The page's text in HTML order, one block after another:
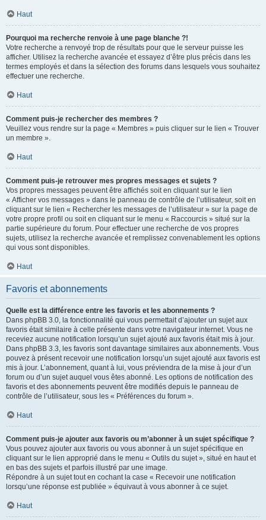
Haut
Pourquoi ma recherche renvoie à une page blanche ?!
Votre recherche a renvoyé trop de résultats pour que le serveur puisse les
afficher. Utilisez la recherche avancée et essayez d’être plus précis dans les
termes employés et dans la sélection des forums dans lesquels vous souhaitez
effectuer une recherche.
Haut
Comment puis-je rechercher des membres ?
Veuillez vous rendre sur la page « Membres » puis cliquer sur le lien « Trouver
un membre ».
Haut
Comment puis-je retrouver mes propres messages et sujets ?
Vos propres messages peuvent être affichés soit en cliquant sur le lien
« Afficher vos messages » dans le panneau de contrôle de l’utilisateur, soit en
cliquant sur le lien « Rechercher les messages de l’utilisateur » sur la page de
votre propre profil ou soit en cliquant sur le menu « Raccourcis » situé sur la
partie supérieure du forum. Pour effectuer une recherche de vos propres
sujets, utilisez la recherche avancée et remplissez convenablement les options
qui vous sont disponibles.
Haut
Favoris et abonnements
Quelle est la différence entre les favoris et les abonnements ?
Dans phpBB 3.0, la fonctionnalité qui vous permettait d’ajouter un sujet aux
favoris était similaire à celle présente dans votre navigateur internet. Vous ne
receviez aucune notification lorsqu’un sujet ajouté aux favoris était mis à jour.
Dans phpBB 3.3, les favoris sont davantage similaires aux abonnements. Vous
pouvez à présent recevoir une notification lorsqu’un sujet ajouté aux favoris est
mis à jour. L’abonnement, quant à lui, vous préviendra de la mise à jour d’un
forum ou d’un sujet auquel vous êtes abonné. Les options de notification des
favoris et des abonnements peuvent être modifiés depuis le panneau de
contrôle de l’utilisateur, sous les « Préférences du forum ».
Haut
Comment puis-je ajouter aux favoris ou m’abonner à un sujet spécifique ?
Vous pouvez ajouter aux favoris ou vous abonner à un sujet spécifique en
cliquant sur le lien approprié dans le menu « Outils du sujet », situé en haut et
en bas des sujets et parfois illustré par une image.
Répondre à un sujet tout en cochant la case « Recevoir une notification
lorsqu’une réponse est publiée » équivaut à vous abonner à ce sujet.
Haut